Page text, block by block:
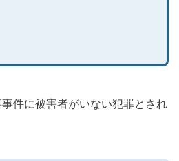
件に被害者がいない犯罪とされ